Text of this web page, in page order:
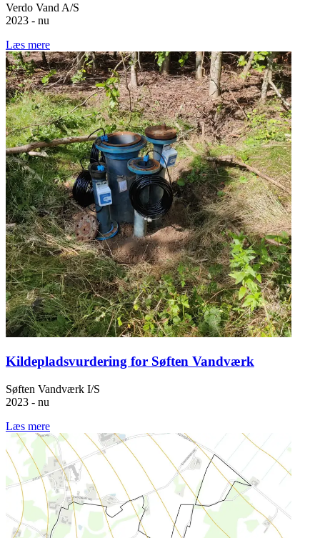
Verdo Vand A/S
2023 - nu
Læs mere
Kildepladsvurdering for Søften Vandværk
Søften Vandværk I/S
2023 - nu
Læs mere